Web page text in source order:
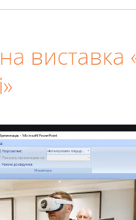
виставка